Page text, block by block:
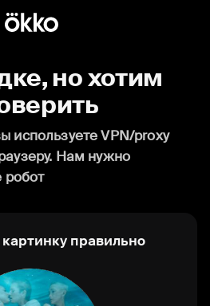
но хотим
используете VPN/proxy
Нам нужно
робот
правильно